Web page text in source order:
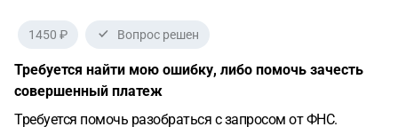
1450 ₽ Вопрос решен
Требуется найти мою ошибку, либо помочь зачесть
совершенный платеж
Требуется помочь разобраться с запросом от ФНС.